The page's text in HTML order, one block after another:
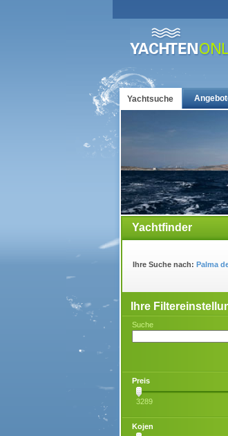
Yachtsuche
Yachtcharter: Die günstigsten
Yachtfinder
Ihre Suche nach: Palma
Ihre
Suche
Preis
3289
Kojen